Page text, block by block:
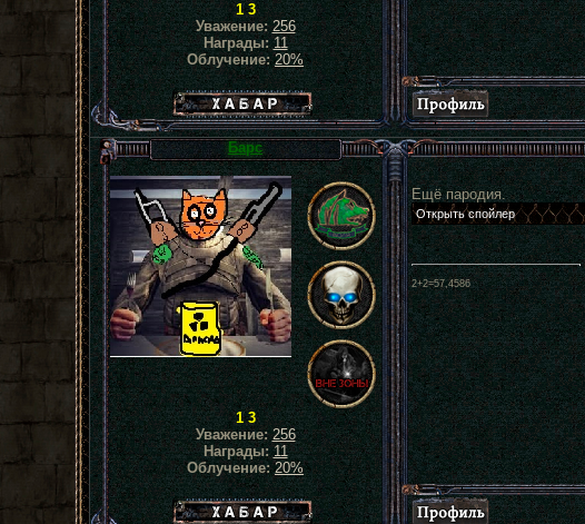
1 3
Уважение:256
Награды:11
Облучение:20%
Хабар сталкера
Ещё пародия.
2+2=57,4586
Барс
1 3
Уважение:256
Награды:11
Облучение:20%
Хабар сталкера